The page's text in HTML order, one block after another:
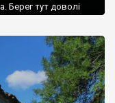
Берег тут доволі
навколишніх
Точної дати […]